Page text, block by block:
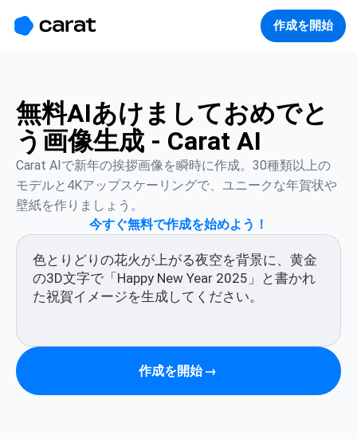
作成を開始
無料AIあけましておめでと
う画像生成 - Carat AI
Carat AIで新年の挨拶画像を瞬時に作成。30種類以上の
モデルと4Kアップスケーリングで、ユニークな年賀状や
壁紙を作りましょう。
今すぐ無料で作成を始めよう！
作成を開始 →